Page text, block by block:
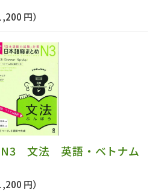
円）
文法 英語・ベトナム
円）